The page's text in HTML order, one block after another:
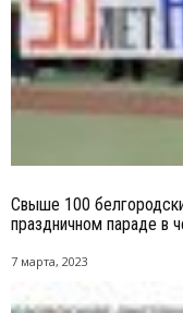
Свыше 100
праздничном параде в
7 марта, 2023